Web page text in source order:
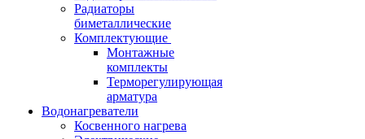
Радиаторы
биметаллические
Комплектующие
Монтажные
комплекты
Терморегулирующая
арматура
Водонагреватели
Косвенного нагрева